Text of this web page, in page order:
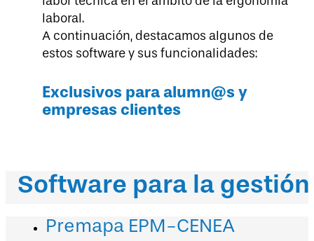
laboral.
A continuación, destacamos algunos de
estos software y sus funcionalidades:
Exclusivos para alumn@s y
empresas clientes
Software para la
Premapa EPM-CENEA